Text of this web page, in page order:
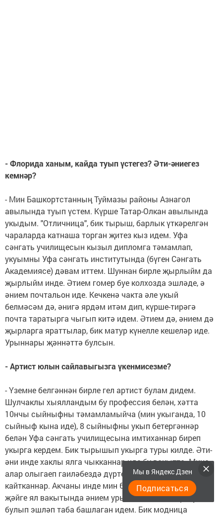
- Флорида ханым, кайда туып үстегез? Әти-әниегез
кемнәр?
- Мин Башкортстанның Туймазы районы Азнагол
авылында туып үстем. Күрше Татар-Олкан авылында
укыдым. "Отличница", бик тырыш, барлык үткәрелгән
чараларда катнаша торган җитез кыз идем. Уфа
сәнгать училищесын кызыл дипломга тәмамлап,
укуымны Уфа сәнгать институтында (бүген Сәнгать
Академиясе) дәвам иттем. Шуннан бирле җырлыйм да
җырлыйм инде. Әтием гомер буе колхозда эшләде, ә
әнием почтальон иде. Кечкенә чакта әле укый
белмәсәм дә, әнигә ярдәм итәм дип, күрше-тирәгә
почта таратырга чыгып китә идем. Әтием дә, әнием дә
җырларга яраттылар, бик матур күнелле кешеләр иде.
Урыннары җәннәттә булсын.
- Артист юлын сайлавыгызга үкенмисезме?
- Үземне белгәннән бирле гел артист булам дидем.
Шулчаклы хыялландым бу профессия белән, хәтта
10нчы сыйныфны тәмамламыйча (мин укыганда, 10
сыйныф кына иде), 8 сыйныфны укып бетергәннәр
белән Уфа сәнгать училищесына имтиханнар биреп
укырга кердем. Бик тырышып укырга туры килде. Әти-
әни инде хаклы ялга чыкканнар иде бу вакытта. Мине
алар олыгаеп гаиләбездә дүртенче бала итеп алып
кайтканнар. Акчаны инде мин 6нчы сыйныфтан соң ук
җәйге ял вакытында әнием урынына почта таратучы
булып эшләп таба башлаган идем. Бик модница
Мы в Яндекс Дзен
Подписаться